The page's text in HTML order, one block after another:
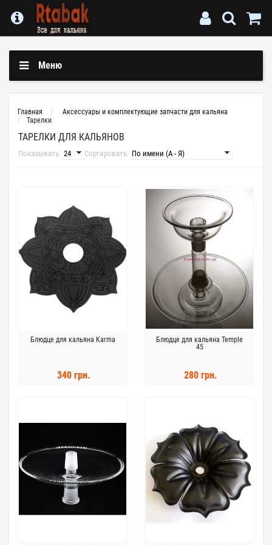
Меню
Главная
Аксессуары и комплектующие запчасти для кальяна
Тарелки
ТАРЕЛКИ ДЛЯ КАЛЬЯНОВ
Показывать: Сортировать:
Блюдце для кальяна Karma
340 грн.
Блюдце для кальяна Temple
45
280 грн.